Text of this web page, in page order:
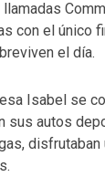
con el único
el día.
Isabel se
sus autos